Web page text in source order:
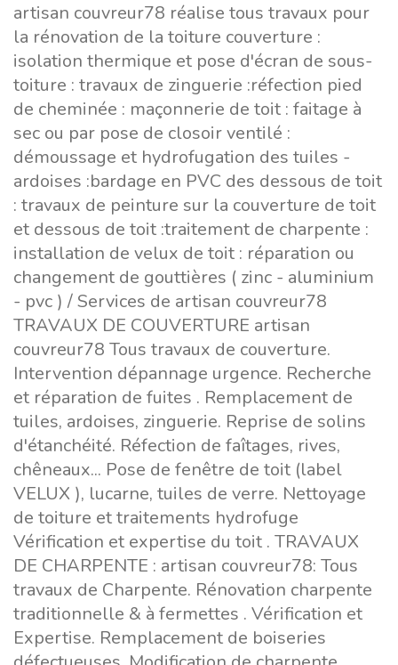
artisan couvreur78 réalise tous travaux pour
la rénovation de la toiture couverture :
isolation thermique et pose d'écran de sous-
toiture : travaux de zinguerie :réfection pied
de cheminée : maçonnerie de toit : faitage à
sec ou par pose de closoir ventilé :
démoussage et hydrofugation des tuiles -
ardoises :bardage en PVC des dessous de toit
: travaux de peinture sur la couverture de toit
et dessous de toit :traitement de charpente :
installation de velux de toit : réparation ou
changement de gouttières ( zinc - aluminium
- pvc ) / Services de artisan couvreur78
TRAVAUX DE COUVERTURE artisan
couvreur78 Tous travaux de couverture.
Intervention dépannage urgence. Recherche
et réparation de fuites . Remplacement de
tuiles, ardoises, zinguerie. Reprise de solins
d'étanchéité. Réfection de faîtages, rives,
chêneaux... Pose de fenêtre de toit (label
VELUX ), lucarne, tuiles de verre. Nettoyage
de toiture et traitements hydrofuge
Vérification et expertise du toit . TRAVAUX
DE CHARPENTE : artisan couvreur78: Tous
travaux de Charpente. Rénovation charpente
traditionnelle & à fermettes . Vérification et
Expertise. Remplacement de boiseries